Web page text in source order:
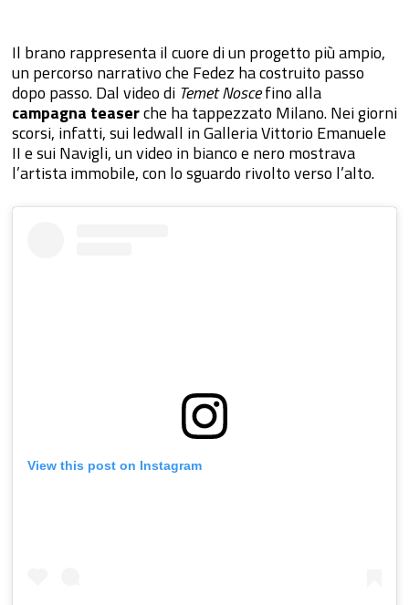
Il brano rappresenta il cuore di un progetto più ampio,
un percorso narrativo che Fedez ha costruito passo
dopo passo. Dal video di Temet Noscefino alla
campagna teaserche ha tappezzato Milano. Nei giorni
scorsi, infatti, sui ledwall in Galleria Vittorio Emanuele
II e sui Navigli, un video in bianco e nero mostrava
l’artista immobile, con lo sguardo rivolto verso l’alto.
View this post on Instagram